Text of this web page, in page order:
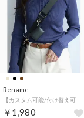
Rename
￥1,980